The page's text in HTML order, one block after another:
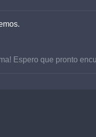
Espero que pronto